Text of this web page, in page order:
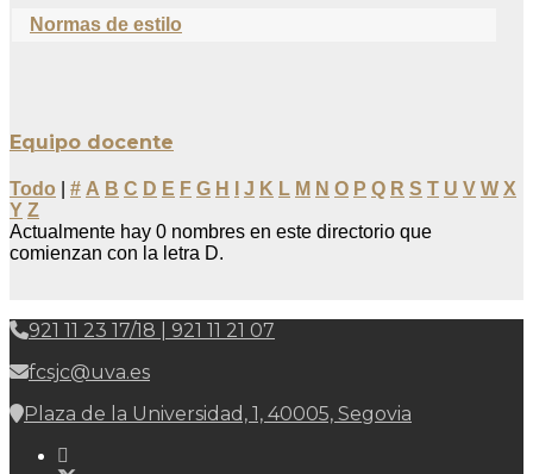
Normas de estilo
Equipo docente
Todo # A B C D E F G H J K L M N O P Q R S T U V W X
Y Z
Actualmente hay 0 nombres en este directorio que
comienzan con la letra D.
921 11 23 17/18 | 921 11 21 07
fcsjc@uva.es
Plaza de la Universidad, 1, 40005, Segovia